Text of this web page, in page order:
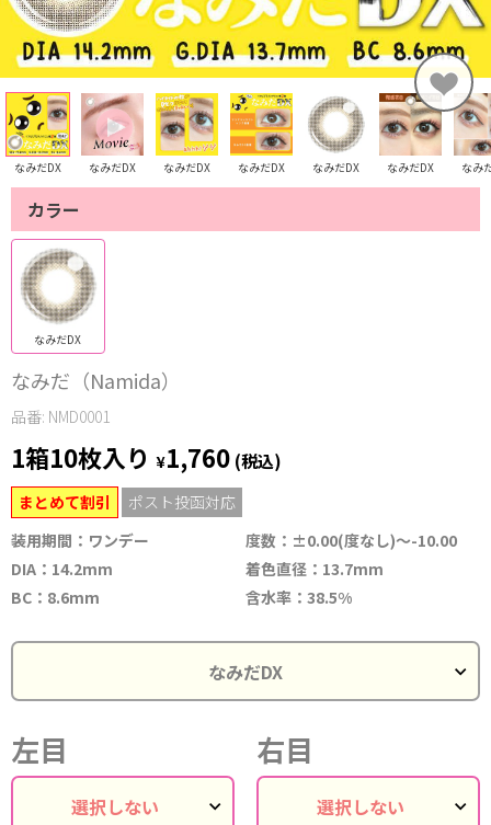
なみだDX なみだDX なみだDX なみだDX なみだDX なみだDX なみ
カラー
なみだDX
なみだ（Namida）
品番: NMD0001
1箱10枚入り ¥1,760 (税込)
まとめて割引
ポスト投函対応
装用期間：ワンデー
度数：±0.00(度なし)～-10.00
DIA：14.2mm
着色直径：13.7mm
BC：8.6mm
含水率：38.5%
左目 右目